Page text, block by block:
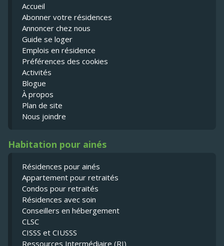
Accueil
Abonner votre résidences
Annoncer chez nous
Guide se loger
Emplois en résidence
Préférences des cookies
Activités
Blogue
À propos
Plan de site
Nous joindre
Habitation pour ainés
Résidences pour ainés
Appartement pour retraités
Condos pour retraités
Résidences avec soin
Conseillers en hébergement
CLSC
CISSS et CIUSSS
Ressources Intermédiaire (RI)